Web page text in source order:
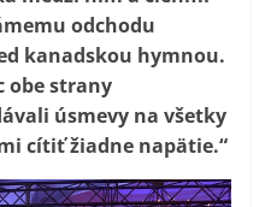
odchodu
kanadskou hymnou.
obe strany
úsmevy na všetky
cítiť žiadne napätie.“